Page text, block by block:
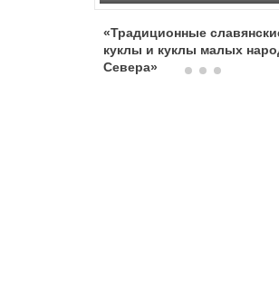
«Традиционные
куклы и куклы малых
Севера»